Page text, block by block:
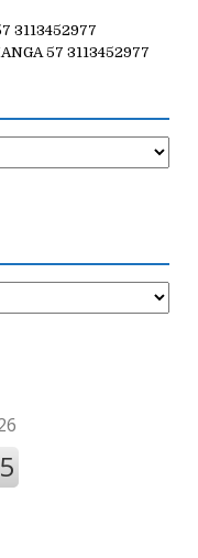
3113452977
57 3113452977